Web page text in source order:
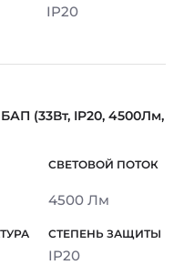
IP20
(33Вт, IP20, 4500Лм,
4500 Лм
IP20